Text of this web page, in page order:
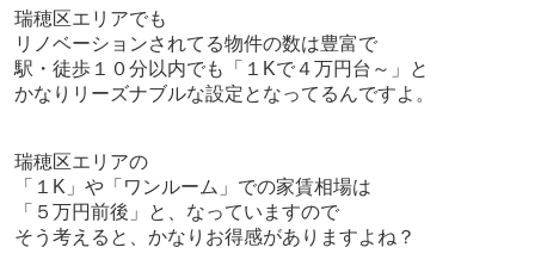
瑞穂区エリアでも
リノベーションされてる物件の数は豊富で
駅・徒歩１０分以内でも「１Kで４万円台～」と
かなりリーズナブルな設定となってるんですよ。
瑞穂区エリアの
「１K」や「ワンルーム」での家賃相場は
「５万円前後」と、なっていますので
そう考えると、かなりお得感がありますよね？